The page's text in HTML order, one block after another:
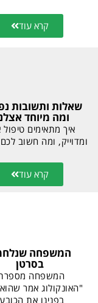
קרא עוד
שאלות ותשובות
ומה מיוחד
איך מתאימים טיפול
ומדוייק, ומה חשוב
קרא עוד
המשפחה
בסרטן
המשפחה
"האונקולוג אמר שהוא
בפנינו את